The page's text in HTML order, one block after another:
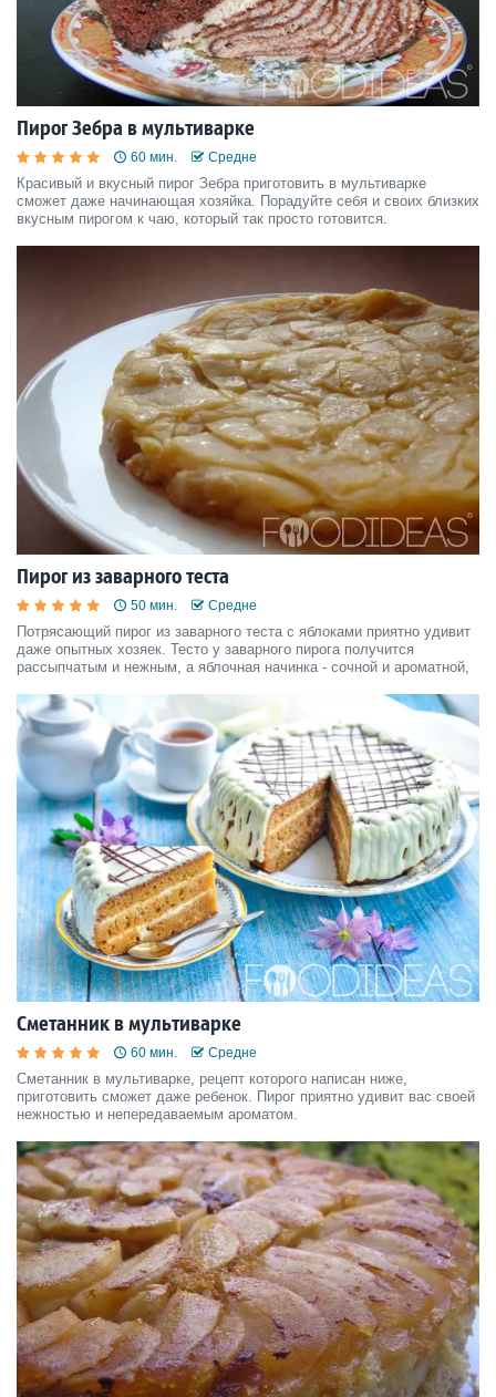
Пирог Зебра в мультиварке
60 мин. Средне
Красивый и вкусный пирог Зебра приготовить в мультиварке
сможет даже начинающая хозяйка. Порадуйте себя и своих близких
вкусным пирогом к чаю, который так просто готовится.
Пирог из заварного теста
50 мин. Средне
Потрясающий пирог из заварного теста с яблоками приятно удивит
даже опытных хозяек. Тесто у заварного пирога получится
рассыпчатым и нежным, а яблочная начинка - сочной и ароматной,
Сметанник в мультиварке
60 мин. Средне
Сметанник в мультиварке, рецепт которого написан ниже,
приготовить сможет даже ребенок. Пирог приятно удивит вас своей
нежностью и непередаваемым ароматом.